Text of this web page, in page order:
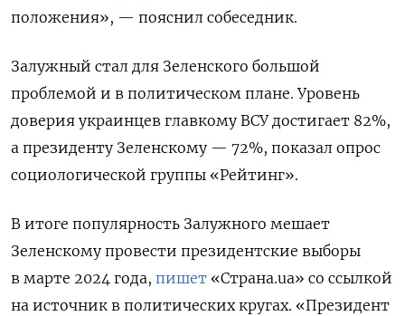
положения», — пояснил собеседник.
Залужный стал для Зеленского большой
проблемой и в политическом плане. Уровень
доверия украинцев главкому ВСУ достигает 82%,
а президенту Зеленскому — 72%, показал опрос
социологической группы «Рейтинг».
В итоге популярность Залужного мешает
Зеленскому провести президентские выборы
в марте 2024 года, пишет «Страна.ua» со ссылкой
на источник в политических кругах. «Президент